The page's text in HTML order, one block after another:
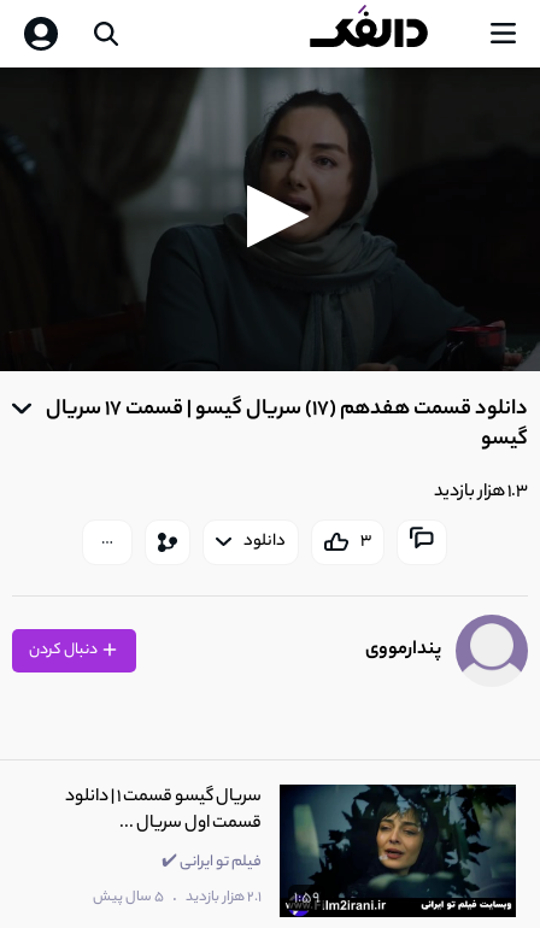
0
of
دانلود قسمت هفدهم (17) سریال گیسو | قسمت 17 سریال
گیسو
1.3 هزار بازدید
3 دانلود
پندارمووی
1:59
سریال گیسو قسمت 1 | دانلود
قسمت اول سریال ...
فیلم تو ایرانی ✔️
2.1 هزار بازدید . 5 سال پیش